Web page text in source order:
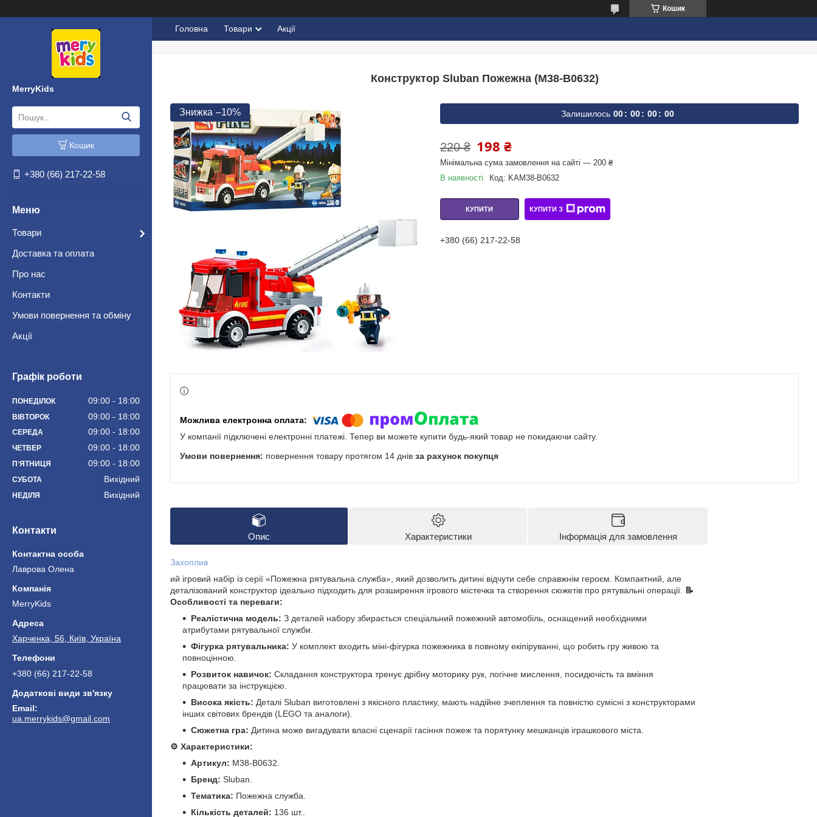
Кошик
MerryKids
Кошик
+380 (66) 217-22-58
Товари
Доставка та оплата
Про нас
Контакти
Умови повернення та обміну
Акції
Графік роботи
ПОНЕДІЛОК 09:00 18:00
ВІВТОРОК 09:00 18:00
СЕРЕДА 09:00 18:00
ЧЕТВЕР 09:00 18:00
ПʼЯТНИЦЯ 09:00 18:00
СУБОТА Вихідний
НЕДІЛЯ Вихідний
Контакти
Лаврова Олена
MerryKids
Харченка, 56, Київ, Україна
+380 (66) 217-22-58
ua.merrykids@gmail.com
Головна Товари Акції
Конструктор Sluban Пожежна (M38-B0632)
–10% Залишилось 00 00 00 00
220 ₴ 198 ₴
Мінімальна сума замовлення на сайті — 200 ₴
В наявності
Код: KAM38-B0632
КУПИТИ КУПИТИ З
+380 (66) 217-22-58
У компанії підключені електронні платежі. Тепер ви можете купити будь-який товар не покидаючи сайту.
повернення товару протягом 14 днів за рахунок покупця
Опис Характеристики Інформація для замовлення
Захоплив
ий ігровий набір із серії «Пожежна рятувальна служба», який дозволить дитині відчути себе справжнім героєм. Компактний, але
деталізований конструктор ідеально підходить для розширення ігрового містечка та створення сюжетів про рятувальні операції.
📝
Особливості та переваги:
Реалістична модель: З деталей набору збирається спеціальний пожежний автомобіль, оснащений необхідними
атрибутами рятувальної служби.
Фігурка рятувальника: У комплект входить міні-фігурка пожежника в повному екіпіруванні, що робить гру живою та
повноцінною.
Розвиток навичок: Складання конструктора тренує дрібну моторику рук, логічне мислення, посидючість та вміння
працювати за інструкцією.
Висока якість: Деталі Sluban виготовлені з якісного пластику, мають надійне зчеплення та повністю сумісні з конструкторами
інших світових брендів (LEGO та аналоги).
Сюжетна гра: Дитина може вигадувати власні сценарії гасіння пожеж та порятунку мешканців іграшкового міста.
⚙️ Характеристики:
Артикул: M38-B0632.
Бренд: Sluban.
Тематика: Пожежна служба.
Кількість деталей: 136 шт..